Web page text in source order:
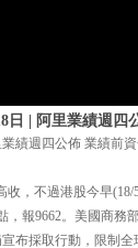
日 | 阿里業績週
績週四公佈 業績前資
收，不過港股今早
，報9662。美國商務
布採取行動，限制